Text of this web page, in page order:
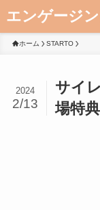
エンゲージ
ホーム STARTO
サイ
場特
2024
2/13